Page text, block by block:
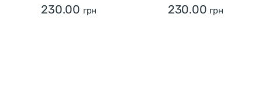
230.00 грн 230.00 грн